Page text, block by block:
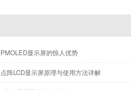
PMOLED显示屏的惊人优势
点阵LCD显示屏原理与使用方法详解